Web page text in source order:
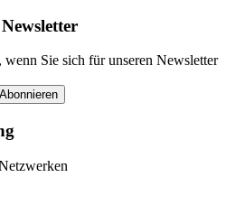
Sie sich für unseren Newsletter
Abonnieren